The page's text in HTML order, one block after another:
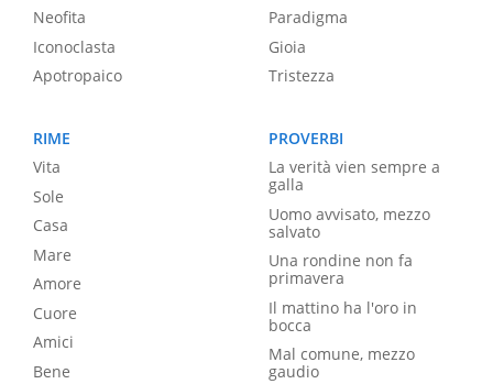
Neofita
Iconoclasta
Apotropaico
Paradigma
Gioia
Tristezza
RIME
Vita
Sole
Casa
Mare
Amore
Cuore
Amici
Bene
PROVERBI
La verità vien sempre a
galla
Uomo avvisato, mezzo
salvato
Una rondine non fa
primavera
Il mattino ha l'oro in
bocca
Mal comune, mezzo
gaudio